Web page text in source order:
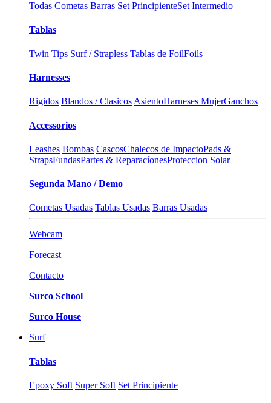
Todas Cometas Barras Set PrincipienteSet Intermedio
Tablas
Twin Tips Surf / Strapless Tablas de FoilFoils
Harnesses
Rigidos Blandos / Clasicos AsientoHarneses MujerGanchos
Accessorios
Leashes Bombas CascosChalecos de ImpactoPads &
StrapsFundasPartes & ReparacíonesProteccion Solar
Segunda Mano / Demo
Cometas Usadas Tablas Usadas Barras Usadas
Webcam
Forecast
Contacto
Surco School
Surco House
Surf
Tablas
Epoxy Soft Super Soft Set Principiente